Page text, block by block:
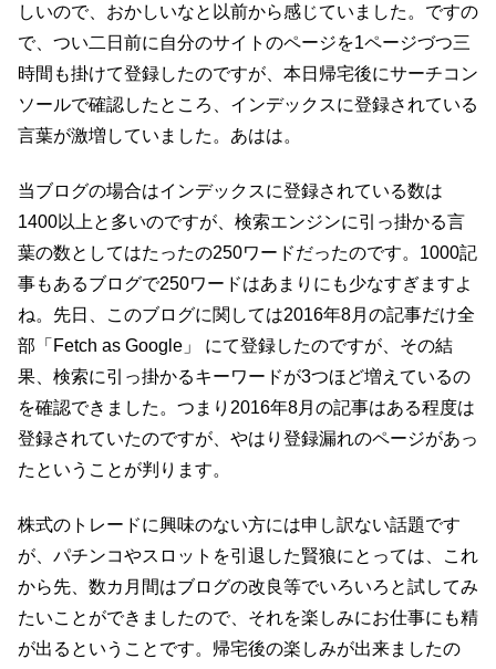
しいので、おかしいなと以前から感じていました。ですの
で、つい二日前に自分のサイトのページを1ページづつ三
時間も掛けて登録したのですが、本日帰宅後にサーチコン
ソールで確認したところ、インデックスに登録されている
言葉が激増していました。あはは。
当ブログの場合はインデックスに登録されている数は
1400以上と多いのですが、検索エンジンに引っ掛かる言
葉の数としてはたったの250ワードだったのです。1000記
事もあるブログで250ワードはあまりにも少なすぎますよ
ね。先日、このブログに関しては2016年8月の記事だけ全
部「Fetch as Google」 にて登録したのですが、その結
果、検索に引っ掛かるキーワードが3つほど増えているの
を確認できました。つまり2016年8月の記事はある程度は
登録されていたのですが、やはり登録漏れのページがあっ
たということが判ります。
株式のトレードに興味のない方には申し訳ない話題です
が、パチンコやスロットを引退した賢狼にとっては、これ
から先、数カ月間はブログの改良等でいろいろと試してみ
たいことができましたので、それを楽しみにお仕事にも精
が出るということです。帰宅後の楽しみが出来ましたの